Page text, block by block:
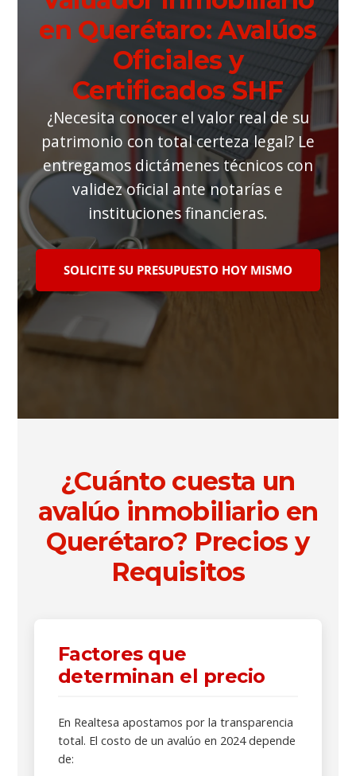
en Querétaro: Avalúos
Oficiales y
Certificados SHF
¿Necesita conocer el valor real de su
patrimonio con total certeza legal? Le
entregamos dictámenes técnicos con
validez oficial ante notarías e
instituciones financieras.
SOLICITE SU PRESUPUESTO HOY MISMO
¿Cuánto cuesta un
avalúo inmobiliario en
Querétaro? Precios y
Requisitos
Factores que
determinan el precio
En Realtesa apostamos por la transparencia
total. El costo de un avalúo en 2024 depende
de: